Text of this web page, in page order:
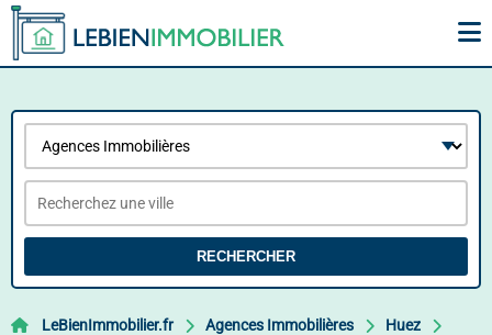
RECHERCHER
LeBienImmobilier.fr Agences Immobilières
Huez